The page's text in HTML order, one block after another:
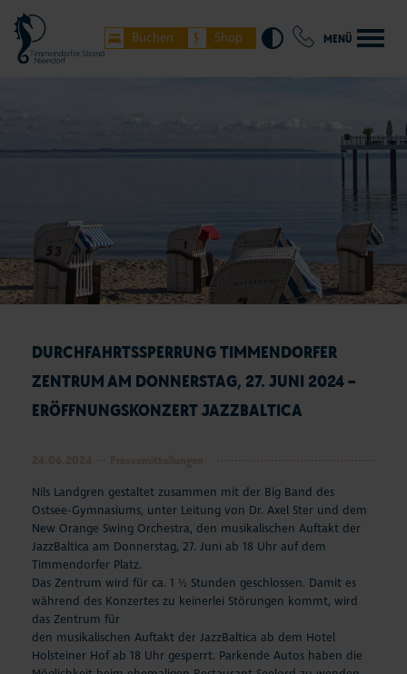
Buchen Shop MENÜ
DURCHFAHRTSSPERRUNG TIMMENDORFER
ZENTRUM AM DONNERSTAG, 27. JUNI 2024 –
ERÖFFNUNGSKONZERT JAZZBALTICA
Nils Landgren gestaltet zusammen mit der Big Band des
Ostsee-Gymnasiums, unter Leitung von Dr. Axel Ster und dem
New Orange Swing Orchestra, den musikalischen Auftakt der
JazzBaltica am Donnerstag, 27. Juni ab 18 Uhr auf dem
Timmendorfer Platz.
Das Zentrum wird für ca. 1 ½ Stunden geschlossen. Damit es
während des Konzertes zu keinerlei Störungen kommt, wird
das Zentrum für
den musikalischen Auftakt der JazzBaltica ab dem Hotel
Holsteiner Hof ab 18 Uhr gesperrt. Parkende Autos haben die